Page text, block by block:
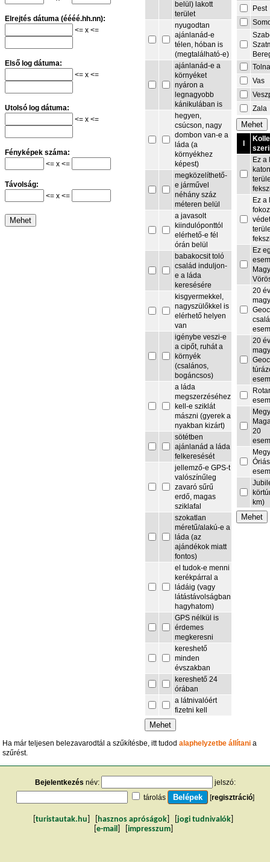
Elrejtés dátuma (éééé.hh.nn):
<= x <=
Első log dátuma:
<= x <=
Utolsó log dátuma:
<= x <=
Fényképek száma:
<= x <=
Távolság:
<= x <=
belül) lakott
terület
nyugodtan
ajánlanád-e
télen, hóban is
(megtalálható-e)
ajánlanád-e a
környéket
nyáron a
legnagyobb
kánikulában is
hegyen,
csúcson, nagy
dombon van-e a
láda (a
környékhez
képest)
megközelíthető-
e járművel
néhány száz
méteren belül
a javasolt
kiindulóponttól
elérhető-e fél
órán belül
babakocsit toló
család induljon-
e a láda
keresésére
kisgyermekkel,
nagyszülőkkel is
elérhető helyen
van
igénybe veszi-e
a cipőt, ruhát a
környék
(csalános,
bogáncsos)
a láda
megszerzéséhez
kell-e sziklát
mászni (gyerek a
nyakban kizárt)
sötétben
ajánlanád a láda
felkeresését
jellemző-e GPS-t
valószínűleg
zavaró sűrű
erdő, magas
sziklafal
szokatlan
méretű/alakú-e a
láda (az
ajándékok miatt
fontos)
el tudok-e menni
kerékpárral a
ládáig (vagy
látástávolságban
hagyhatom)
GPS nélkül is
érdemes
megkeresni
kereshető
minden
évszakban
kereshető 24
órában
a látnivalóért
fizetni kell
Pest
Vas
Zala
Ez a
Ez a
Ez
20
20
20
km)
Ha már teljesen belezavarodtál a szűkítésbe, itt tudodalaphelyzetbe állítani a
szűrést.
Bejelentkezés név:
jelszó:
tárolás
[regisztráció]
turistautak.hu hasznos apróságok jogi tudnivalók
e-mail impresszum]